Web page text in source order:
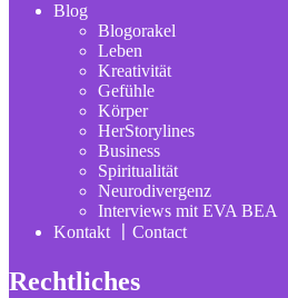
Blog
Blogorakel
Leben
Kreativität
Gefühle
Körper
HerStorylines
Business
Spiritualität
Neurodivergenz
Interviews mit EVA BEA
Kontakt 〡Contact
Rechtliches